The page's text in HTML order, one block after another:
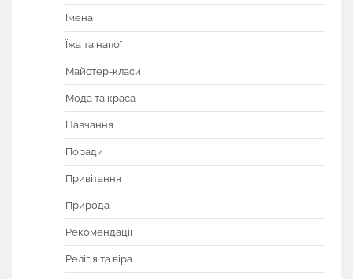
Імена
Їжа та напої
Майстер-класи
Мода та краса
Навчання
Поради
Привітання
Природа
Рекомендації
Релігія та віра